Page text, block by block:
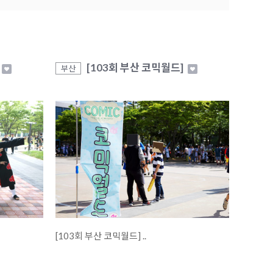
부산 [103회 부산 코믹월드]
[103회 부산 코믹월드] ..